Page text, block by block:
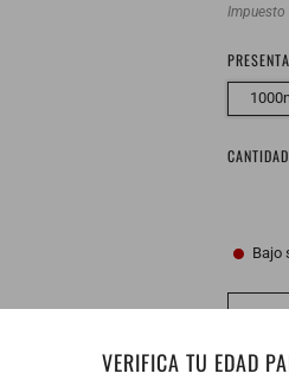
VERIFICA TU EDAD
Impuesto
CANTIDAD
Bajo